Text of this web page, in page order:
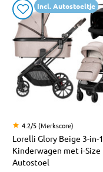
Incl. Autostoeltje
4.2/5 (Merkscore)
Lorelli Glory Beige 3-in-1
Kinderwagen met i-Size
Autostoel